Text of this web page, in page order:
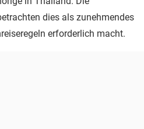
dies als zunehmendes
erforderlich macht.